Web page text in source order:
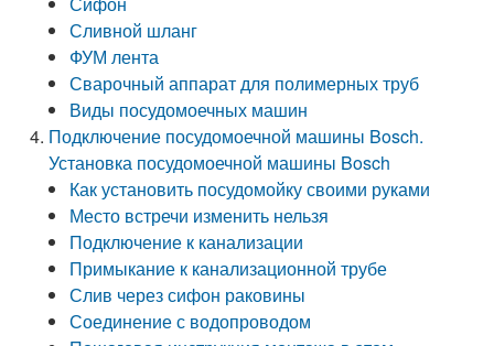
Сливной шланг
ФУМ лента
Сварочный аппарат для полимерных труб
Виды посудомоечных машин
Подключение посудомоечной машины Bosch.
Установка посудомоечной машины Bosch
Как установить посудомойку своими руками
Место встречи изменить нельзя
Подключение к канализации
Примыкание к канализационной трубе
Слив через сифон раковины
Соединение с водопроводом